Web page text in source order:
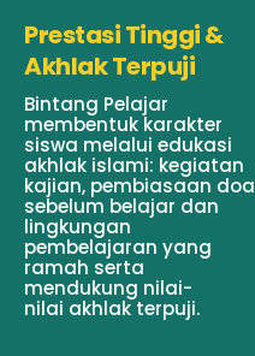
Prestasi Tinggi &
Akhlak Terpuji
Bintang Pelajar
membentuk karakter
siswa melalui edukasi
akhlak islami: kegiatan
kajian, pembiasaan doa
sebelum belajar dan
lingkungan
pembelajaran yang
ramah serta
mendukung nilai-
nilai akhlak terpuji.